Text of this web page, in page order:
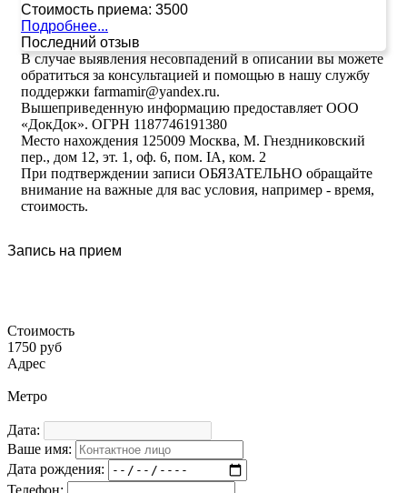
Стоимость приема: 3500
Подробнее...
Последний отзыв
В случае выявления несовпадений в описании вы можете
обратиться за консультацией и помощью в нашу службу
поддержки farmamir@yandex.ru.
Вышеприведенную информацию предоставляет ООО
«ДокДок». ОГРН 1187746191380
Место нахождения 125009 Москва, М. Гнездниковский
пер., дом 12, эт. 1, оф. 6, пом. IA, ком. 2
При подтверждении записи ОБЯЗАТЕЛЬНО обращайте
внимание на важные для вас условия, например - время,
стоимость.
Запись на прием
Стоимость
1750 руб
Адрес
Метро
Дата:
Ваше имя:
Дата рождения:
Телефон: